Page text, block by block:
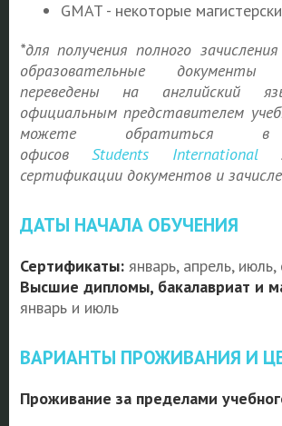
GMAT - некоторые
*для получения полного
образовательные
переведены на английский
официальным представителем
можете
офисовStudents International
сертификации документов и
ДАТЫ НАЧАЛА ОБУЧЕНИЯ
Сертификаты:январь, апрель, июль,
Высшие дипломы, бакалавриат и
январь и июль
ВАРИАНТЫ ПРОЖИВАНИЯ И
Проживание за пределами